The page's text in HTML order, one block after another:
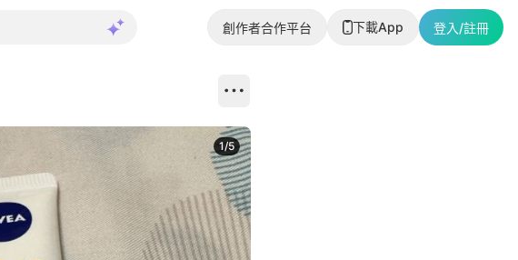
創作者合作平台 下載App 登入/註冊
1/5